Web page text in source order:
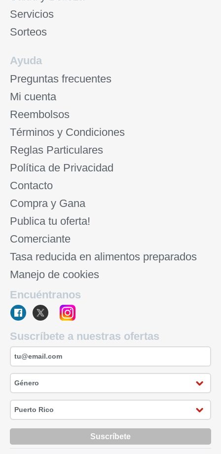
Servicios
Sorteos
Ayuda
Preguntas frecuentes
Mi cuenta
Reembolsos
Términos y Condiciones
Reglas Particulares
Política de Privacidad
Contacto
Compra y Gana
Publica tu oferta!
Comerciante
Tasa reducida en alimentos preparados
Manejo de cookies
Encuéntranos
Suscríbete a nuestras ofertas
Suscríbete